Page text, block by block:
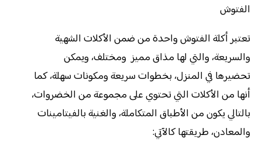
الفتوش
تعتبر أكلة الفتوش واحدة من ضمن الأكلات الشهية
والسريعة، والتي لها مذاق مميز ومختلف، ويمكن
تحضيرها في المنزل، بخطوات سريعة ومكونات سهلة، كما
أنها من الأكلات التي تحتوي على مجموعة من الخضروات،
بالتالي يكون من الأطباق المتكاملة، والغنية بالفيتامينات
والمعادن، طريقتها كالآتي: